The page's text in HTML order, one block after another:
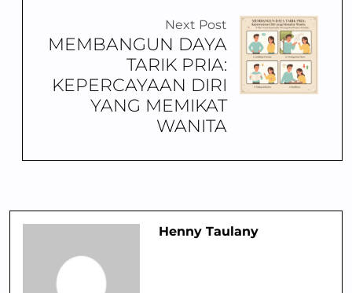
Next Post
MEMBANGUN DAYA
TARIK PRIA:
KEPERCAYAAN DIRI
YANG MEMIKAT
WANITA
Henny Taulany